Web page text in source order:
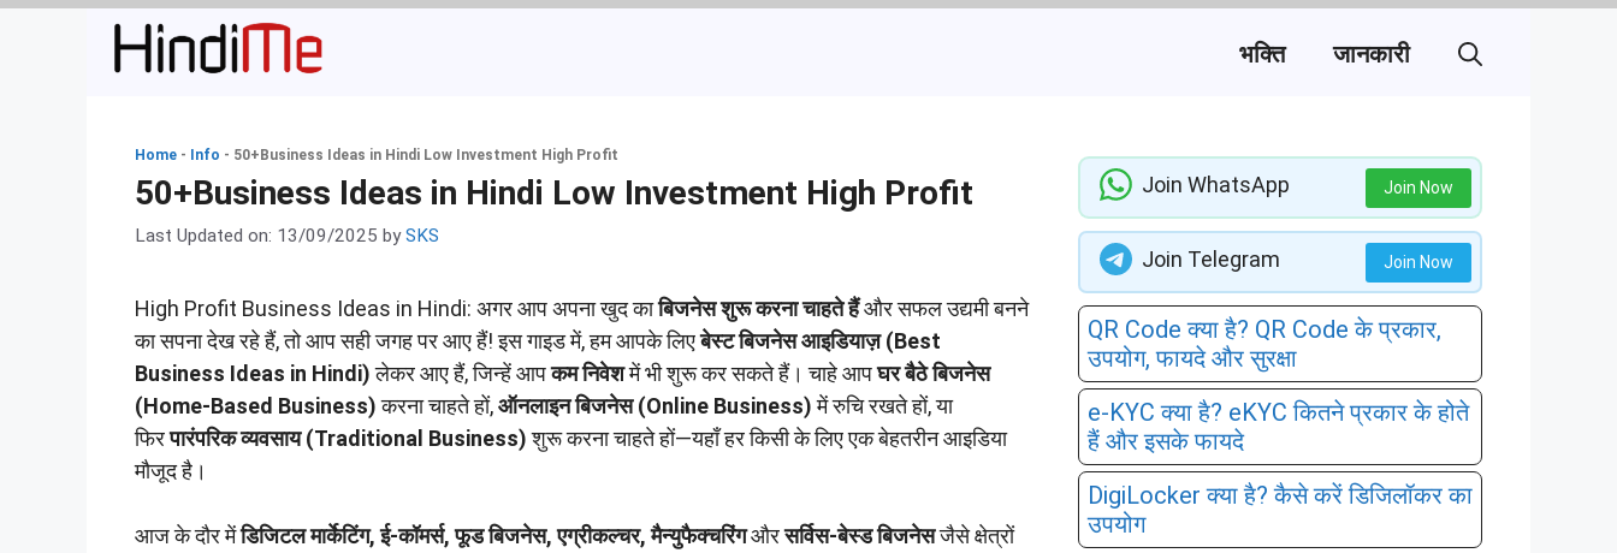
Skip
भक्ति जानकारी
Home - Info - 50+Business Ideas in Hindi Low Investment High Profit
50+Business Ideas in Hindi Low Investment High Profit
Last Updated on: 13/09/2025 bySKS
High Profit Business Ideas in Hindi: अगर आप अपना खुद काबिजनेस शुरू करना चाहते हैंऔर सफल उद्यमी बनने
का सपना देख रहे हैं, तो आप सही जगह पर आए हैं! इस गाइड में, हम आपके लिएबेस्ट बिजनेस आइडियाज़ (Best
Business Ideas in Hindi)लेकर आए हैं, जिन्हें आपकम निवेशमें भी शुरू कर सकते हैं। चाहे आपघर बैठे बिजनेस
(Home-Based Business)करना चाहते हों,ऑनलाइन बिजनेस (Online Business)में रुचि रखते हों, या
फिरपारंपरिक व्यवसाय (Traditional Business)शुरू करना चाहते हों—यहाँ हर किसी के लिए एक बेहतरीन आइडिया
मौजूद है।
आज के दौर मेंडिजिटल मार्केटिंग, ई-कॉमर्स, फूड बिजनेस, एग्रीकल्चर, मैन्युफैक्चरिंगऔरसर्विस-बेस्ड बिजनेसजैसे क्षेत्रों
Join WhatsApp Join Now
Join Telegram Join Now
QR Code क्या है? QR Code के प्रकार,
उपयोग, फायदे और सुरक्षा
e-KYC क्या है? eKYC कितने प्रकार के होते
हैं और इसके फायदे
DigiLocker क्या है? कैसे करें डिजिलॉकर का
उपयोग